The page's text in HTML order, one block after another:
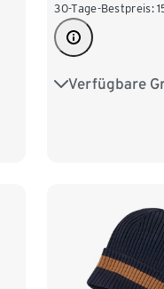
30-Tage-Bestpreis:
Verfügbare
50/52 54/56